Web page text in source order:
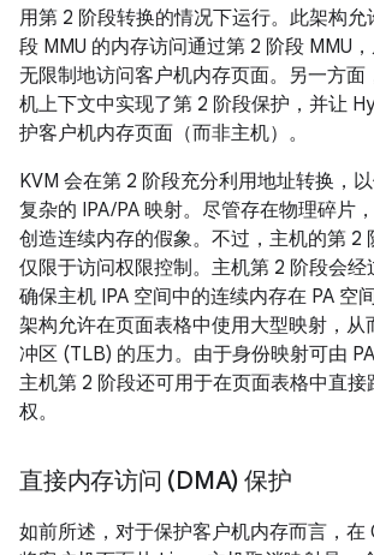
用第 2 阶段转换的情况下运行。此架构允
段 MMU 的内存访问通过第 2 阶段 MMU
无限制地访问客户机内存页面。另一方面
机上下文中实现了第 2 阶段保护，并让
护客户机内存页面（而非主机）。
KVM 会在第 2 阶段充分利用地址转换，
复杂的 IPA/PA 映射。尽管存在物理碎片
创造连续内存的假象。不过，主机的第 2
仅限于访问权限控制。主机第 2 阶段会经
确保主机 IPA 空间中的连续内存在 PA 空
架构允许在页面表格中使用大型映射，从
冲区 (TLB) 的压力。由于身份映射可由
主机第 2 阶段还可用于在页面表格中直接
权。
直接内存访问 (DMA) 保护
如前所述，对于保护客户机内存而言，在